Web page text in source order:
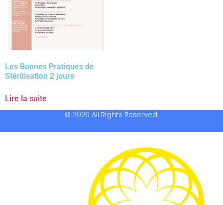
Les Bonnes Pratiques de
Stérilisation 2 jours
Lire la suite
© 2026 All Rights Reserved.